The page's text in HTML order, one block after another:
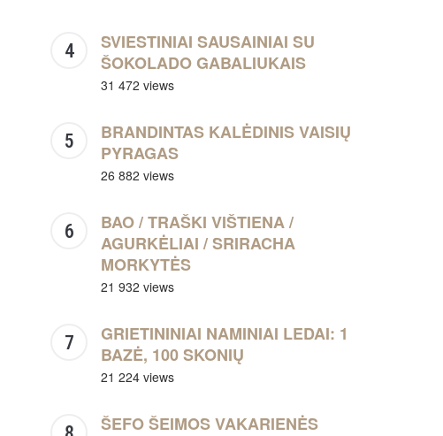
SVIESTINIAI SAUSAINIAI SU
ŠOKOLADO GABALIUKAIS
31 472 views
BRANDINTAS KALĖDINIS VAISIŲ
PYRAGAS
26 882 views
BAO / TRAŠKI VIŠTIENA /
AGURKĖLIAI / SRIRACHA
MORKYTĖS
21 932 views
GRIETININIAI NAMINIAI LEDAI: 1
BAZĖ, 100 SKONIŲ
21 224 views
ŠEFO ŠEIMOS VAKARIENĖS